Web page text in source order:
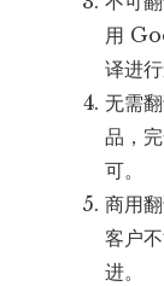
用
译进行
无需
品，
可。
商用
客户
进。